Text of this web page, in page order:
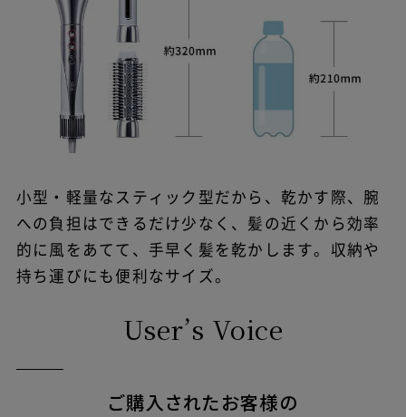
小型・軽量なスティック型だから、乾かす際、腕
への負担はできるだけ少なく、髪の近くから効率
的に風をあてて、手早く髪を乾かします。収納や
持ち運びにも便利なサイズ。
User’s Voice
ご購入されたお客様の